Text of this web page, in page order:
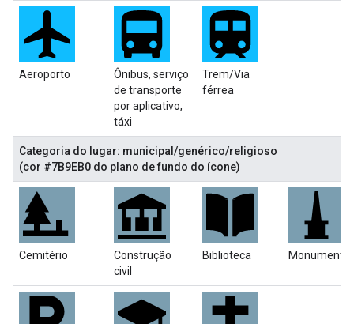
Aeroporto
Ônibus, serviço
de transporte
por aplicativo,
táxi
Trem/Via
férrea
Categoria do lugar: municipal/genérico/religioso
(cor #7B9EB0 do plano de fundo do ícone)
Cemitério
Construção
civil
Biblioteca Monumento